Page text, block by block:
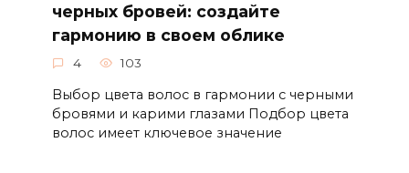
черных бровей: создайте
гармонию в своем облике
4 103
Выбор цвета волос в гармонии с черными
бровями и карими глазами Подбор цвета
волос имеет ключевое значение